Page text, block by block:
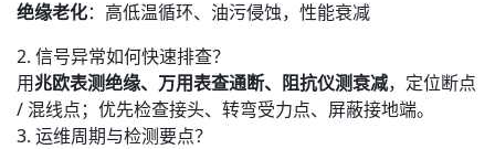
绝缘老化：高低温循环、油污侵蚀，性能衰减
2. 信号异常如何快速排查？
用兆欧表测绝缘、万用表查通断、阻抗仪测衰减，定位断点
/ 混线点；优先检查接头、转弯受力点、屏蔽接地端。
3. 运维周期与检测要点？